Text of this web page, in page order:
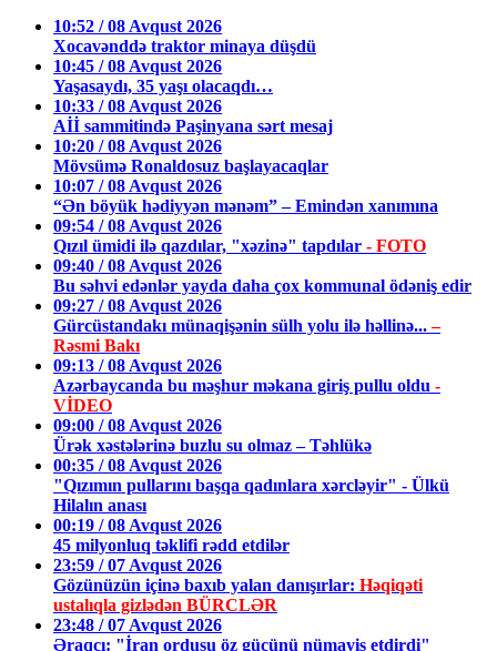
10:52 / 08 Avqust 2026
Xocavənddə traktor minaya düşdü
10:45 / 08 Avqust 2026
Yaşasaydı, 35 yaşı olacaqdı…
10:33 / 08 Avqust 2026
Aİİ sammitində Paşinyana sərt mesaj
10:20 / 08 Avqust 2026
Mövsümə Ronaldosuz başlayacaqlar
10:07 / 08 Avqust 2026
“Ən böyük hədiyyən mənəm” – Emindən xanımına
09:54 / 08 Avqust 2026
Qızıl ümidi ilə qazdılar, "xəzinə" tapdılar - FOTO
09:40 / 08 Avqust 2026
Bu səhvi edənlər yayda daha çox kommunal ödəniş edir
09:27 / 08 Avqust 2026
Gürcüstandakı münaqişənin sülh yolu ilə həllinə...–
Rəsmi Bakı
09:13 / 08 Avqust 2026
Azərbaycanda bu məşhur məkana giriş pullu oldu -
VİDEO
09:00 / 08 Avqust 2026
Ürək xəstələrinə buzlu su olmaz – Təhlükə
00:35 / 08 Avqust 2026
"Qızımın pullarını başqa qadınlara xərcləyir" - Ülkü
Hilalın anası
00:19 / 08 Avqust 2026
45 milyonluq təklifi rədd etdilər
23:59 / 07 Avqust 2026
Gözünüzün içinə baxıb yalan danışırlar: Həqiqəti
ustalıqla gizlədən BÜRCLƏR
23:48 / 07 Avqust 2026
Əraqçı: "İran ordusu öz gücünü nümayiş etdirdi"